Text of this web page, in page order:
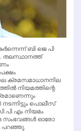
ബി ജെ പി
തലസ്ഥാനത്ത്
ക്രമസമാധാനനില
നിയമത്തിന്റെ
പൊലീസ്
നിയമം
സംഭവങ്ങള്‍ ഓരോ
പറഞ്ഞു.